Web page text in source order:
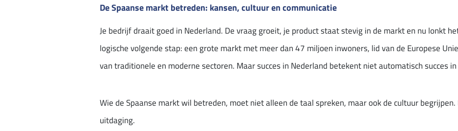
De Spaanse markt betreden: kansen, cultuur en communicatie
Je bedrijf draait goed in Nederland. De vraag groeit, je product staat stevig in de markt en nu lonkt
logische volgende stap: een grote markt met meer dan 47 miljoen inwoners, lid van de Europese
van traditionele en moderne sectoren. Maar succes in Nederland betekent niet automatisch succes in
Wie de Spaanse markt wil betreden, moet niet alleen de taal spreken, maar ook de cultuur
uitdaging.